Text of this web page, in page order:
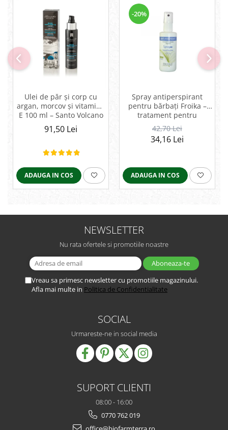
Ulei de păr și corp cu
argan, morcov și vitamina
E 100 ml – Santo Volcano
Spa
91,50 Lei
ADAUGA IN COS
-20%
Spray antiperspirant
pentru bărbați Froika –
tratament pentru
hiperhidroză și
bromhidroză
42,70 Lei
34,16 Lei
ADAUGA IN COS
NEWSLETTER
Nu rata ofertele si promotiile noastre
Vreau sa primesc newsletter cu promotiile magazinului.
Afla mai multe in Politica de Confidentialitate
SOCIAL
Urmareste-ne in social media
SUPORT CLIENTI
08:00 - 16:00
0770 762 019